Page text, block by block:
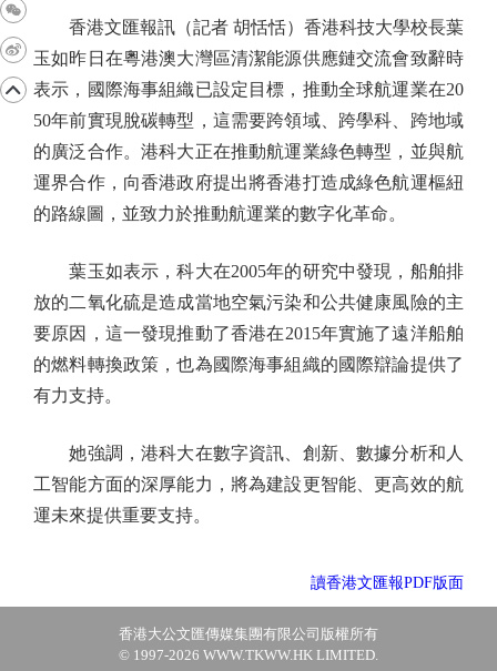
香港文匯報訊（記者 胡恬恬）香港科技大學校長葉
玉如昨日在粵港澳大灣區清潔能源供應鏈交流會致辭時
表示，國際海事組織已設定目標，推動全球航運業在20
50年前實現脫碳轉型，這需要跨領域、跨學科、跨地域
的廣泛合作。港科大正在推動航運業綠色轉型，並與航
運界合作，向香港政府提出將香港打造成綠色航運樞紐
的路線圖，並致力於推動航運業的數字化革命。
葉玉如表示，科大在2005年的研究中發現，船舶排
放的二氧化硫是造成當地空氣污染和公共健康風險的主
要原因，這一發現推動了香港在2015年實施了遠洋船舶
的燃料轉換政策，也為國際海事組織的國際辯論提供了
有力支持。
她強調，港科大在數字資訊、創新、數據分析和人
工智能方面的深厚能力，將為建設更智能、更高效的航
運未來提供重要支持。
讀香港文匯報PDF版面
香港大公文匯傳媒集團有限公司版權所有
© 1997-2026 WWW.TKWW.HK LIMITED.